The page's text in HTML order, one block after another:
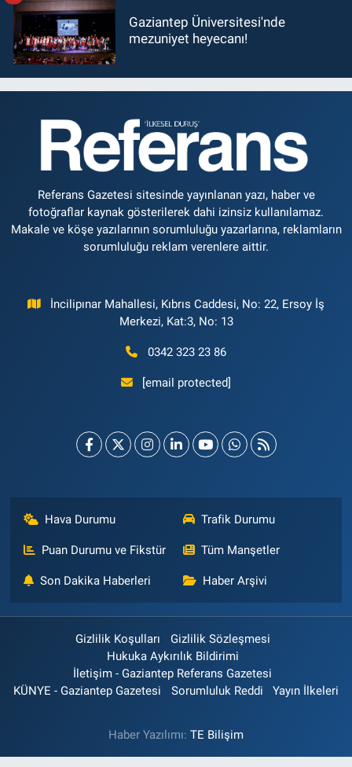
Gaziantep Üniversitesi'nde
mezuniyet heyecanı!
Referans Gazetesi sitesinde yayınlanan yazı, haber ve
fotoğraflar kaynak gösterilerek dahi izinsiz kullanılamaz.
Makale ve köşe yazılarının sorumluluğu yazarlarına, reklamların
sorumluluğu reklam verenlere aittir.
İncilipınar Mahallesi, Kıbrıs Caddesi, No: 22, Ersoy İş
Merkezi, Kat:3, No: 13
0342 323 23 86
[email protected]
Hava Durumu Trafik Durumu
Puan Durumu ve Fikstür Tüm Manşetler
Son Dakika Haberleri Haber Arşivi
Gizlilik Koşulları
Gizlilik Sözleşmesi
Hukuka Aykırılık Bildirimi
İletişim - Gaziantep Referans Gazetesi
KÜNYE - Gaziantep Gazetesi
Sorumluluk Reddi Yayın İlkeleri
Haber Yazılımı: TE Bilişim